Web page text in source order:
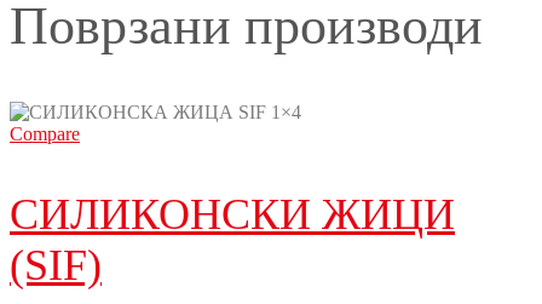
Поврзани производи
Compare
СИЛИКОНСКИ ЖИЦИ
(SIF)